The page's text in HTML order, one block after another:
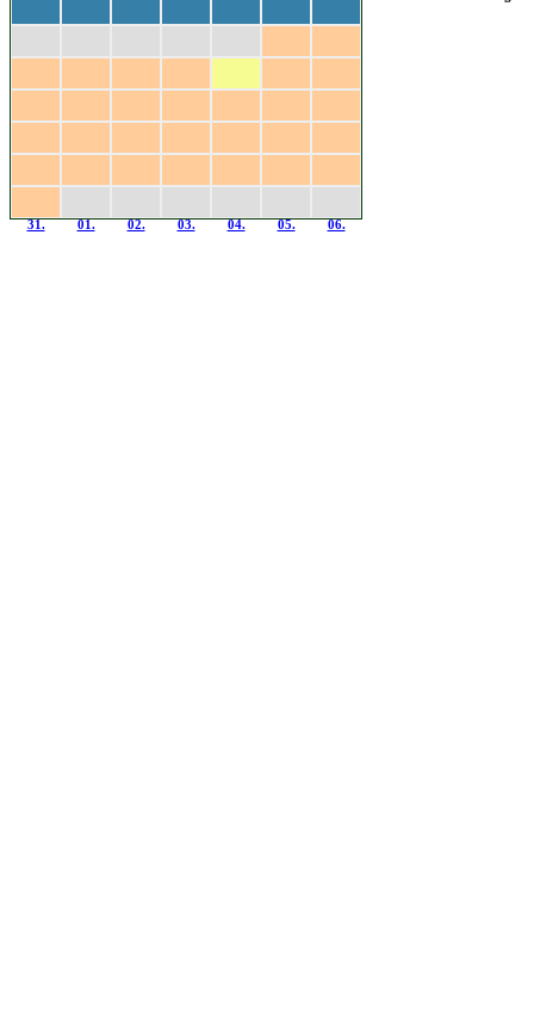
Sa So
27. 28. 29. 30. 31. 01. 02.
03. 04. 05. 06. 07. 08. 09.
10. 11. 12. 13. 14. 15. 16.
17. 18. 19. 20. 21. 22. 23.
24.
31. 01. 02. 03. 04. 05. 06.